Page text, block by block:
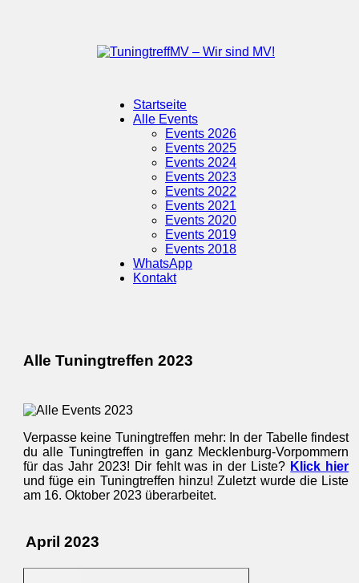
Startseite
Alle Events
Events 2026
Events 2025
Events 2024
Events 2023
Events 2022
Events 2021
Events 2020
Events 2019
Events 2018
WhatsApp
Kontakt
Alle Tuningtreffen 2023
Verpasse keine Tuningtreffen mehr: In der Tabelle findest
du alle Tuningtreffen in ganz Mecklenburg-Vorpommern
für das Jahr 2023! Dir fehlt was in der Liste? Klick hier
und füge ein Tuningtreffen hinzu! Zuletzt wurde die Liste
am 16. Oktober 2023 überarbeitet.
April 2023